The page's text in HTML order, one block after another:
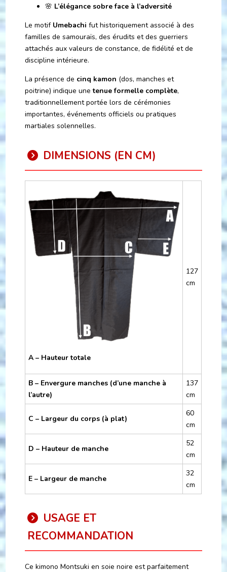
🌸 L’élégance sobre face à l’adversité
Le motif Umebachi fut historiquement associé à des
familles de samouraïs, des érudits et des guerriers
attachés aux valeurs de constance, de fidélité et de
discipline intérieure.
La présence de cinq kamon (dos, manches et
poitrine) indique unetenue formelle complète,
traditionnellement portée lors de cérémonies
importantes, événements officiels ou pratiques
martiales solennelles.
DIMENSIONS (EN CM)
A – Hauteur totale
127
cm
B – Envergure manches (d’une manche à
l’autre)
137
cm
C – Largeur du corps (à plat)
60
cm
D – Hauteur de manche
52
cm
E – Largeur de manche
32
cm
USAGE ET
RECOMMANDATION
Ce kimono Montsuki en soie noire est parfaitement